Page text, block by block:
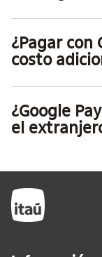
¿Pagar con
costo
¿Google
el